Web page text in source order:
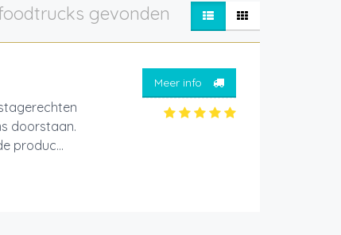
gevonden
doorstaan.
produc...
Meer info